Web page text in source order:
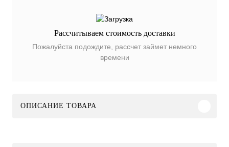
Рассчитываем стоимость доставки
Пожалуйста подождите, рассчет займет немного
времени
ОПИСАНИЕ ТОВАРА